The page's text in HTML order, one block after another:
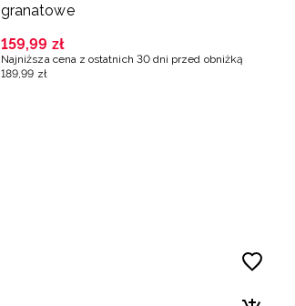
granatowe
159,99 zł
Najniższa cena z ostatnich 30 dni przed obniżką
189 ,99 zł